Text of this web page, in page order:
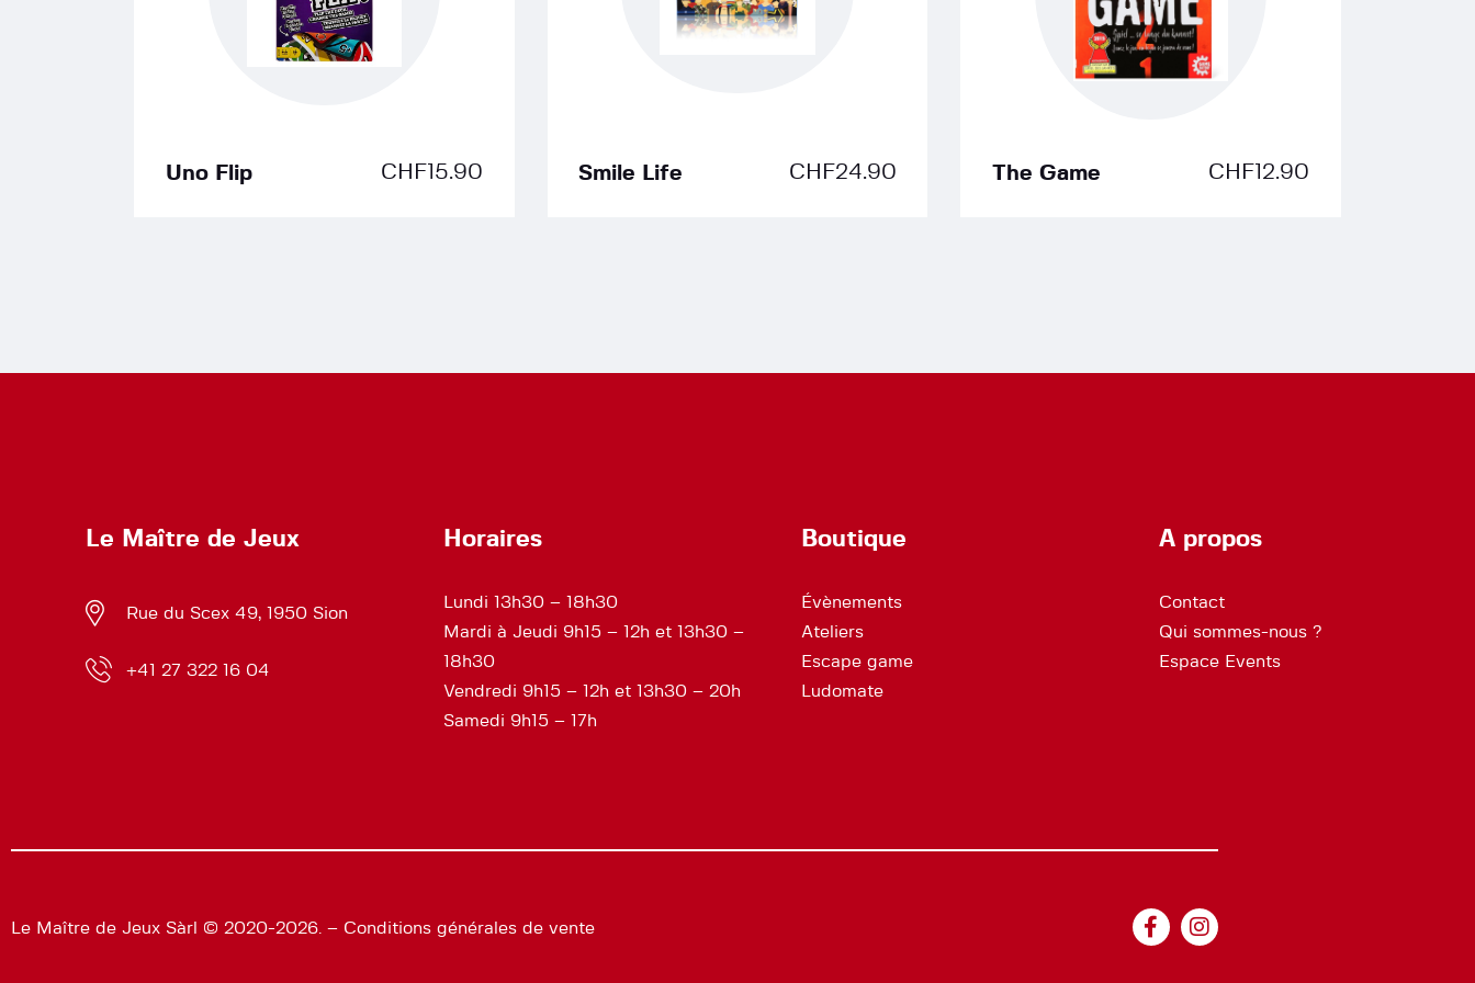
Uno Flip CHF15.90 Smile Life CHF24.90 The Game CHF12.90
Le Maître de Jeux
Rue du Scex 49, 1950 Sion
+41 27 322 16 04
Horaires
Lundi 13h30 – 18h30
Mardi à Jeudi 9h15 – 12h et 13h30 –
18h30
Vendredi 9h15 – 12h et 13h30 – 20h
Samedi 9h15 – 17h
Boutique
Évènements
Ateliers
Escape game
Ludomate
A propos
Contact
Qui sommes-nous ?
Espace Events
Le Maître de Jeux Sàrl © 2020-2026. – Conditions générales de vente